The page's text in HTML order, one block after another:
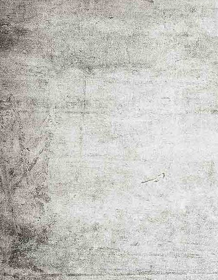
Hausfront klein